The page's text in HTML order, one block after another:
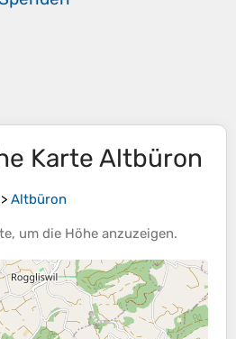
Karte Altbüron
> Altbüron
, um die Höhe anzuzeigen.